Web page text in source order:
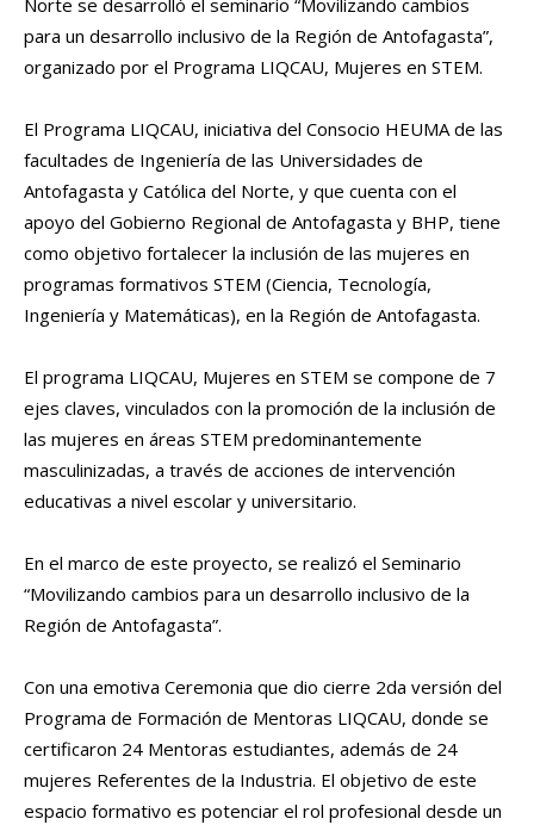
Norte se desarrolló el seminario “Movilizando cambios
para un desarrollo inclusivo de la Región de Antofagasta”,
organizado por el Programa LIQCAU, Mujeres en STEM.
El Programa LIQCAU, iniciativa del Consocio HEUMA de las
facultades de Ingeniería de las Universidades de
Antofagasta y Católica del Norte, y que cuenta con el
apoyo del Gobierno Regional de Antofagasta y BHP, tiene
como objetivo fortalecer la inclusión de las mujeres en
programas formativos STEM (Ciencia, Tecnología,
Ingeniería y Matemáticas), en la Región de Antofagasta.
El programa LIQCAU, Mujeres en STEM se compone de 7
ejes claves, vinculados con la promoción de la inclusión de
las mujeres en áreas STEM predominantemente
masculinizadas, a través de acciones de intervención
educativas a nivel escolar y universitario.
En el marco de este proyecto, se realizó el Seminario
“Movilizando cambios para un desarrollo inclusivo de la
Región de Antofagasta”.
Con una emotiva Ceremonia que dio cierre 2da versión del
Programa de Formación de Mentoras LIQCAU, donde se
certificaron 24 Mentoras estudiantes, además de 24
mujeres Referentes de la Industria. El objetivo de este
espacio formativo es potenciar el rol profesional desde un